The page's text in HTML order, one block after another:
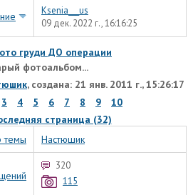
Ksenia___us
09 дек. 2022 г., 16:16:25
груди ДО операции
фотоальбом...
, создана: 21 янв. 2011 г., 15:26:17
3 4 5 6 7 8 9
10
страница (32)
темы Настюшик
320
115